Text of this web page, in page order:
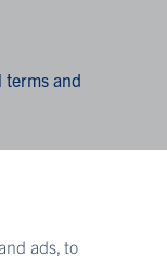
ads, to
terms and